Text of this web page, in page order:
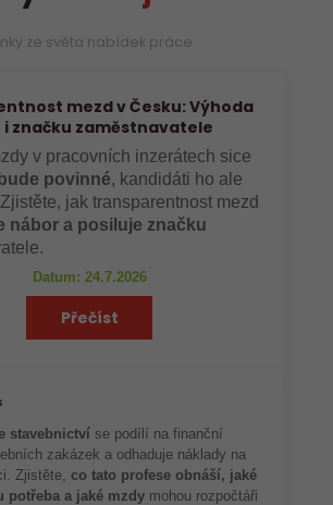
ze světa nabídek práce
mezd v Česku: Výhoda
značku zaměstnavatele
v pracovních inzerátech sice
povinné, kandidáti ho ale
jak transparentnost mezd
nábor a posiluje značku
Datum: 24.7.2026
Přečíst
stavebnictví se podílí na finanční
zakázek a odhaduje náklady na
Zjistěte,co tato profese obnáší, jaké
potřeba a jaké mzdy mohou rozpočtáři